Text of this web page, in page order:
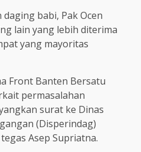
babi, Pak Ocen
lain yang lebih diterima
yang mayoritas
Front Banten Bersatu
permasalahan
surat ke Dinas
(Disperindag)
Asep Supriatna.